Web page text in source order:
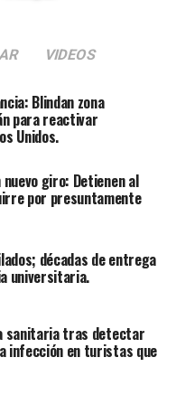
VIDEOS
Blindan zona
para reactivar
Unidos.
giro: Detienen al
por presuntamente
décadas de entrega
universitaria.
sanitaria tras detectar
infección en turistas que